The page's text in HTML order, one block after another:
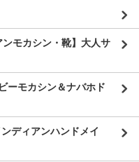
モカシン・靴】大人サ
ーモカシン＆ナバホド
ディアンハンドメイ